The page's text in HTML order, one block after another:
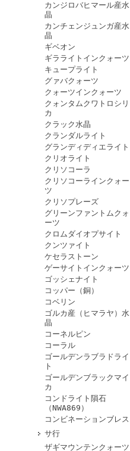
カンジロバヒマール産水
晶
カンチェンジュンガ産水
晶
ギベオン
ギラライトインクォーツ
キュープライト
グァバクォーツ
クォーツインクォーツ
クォンタムクワトロシリ
カ
クラック水晶
クランダルライト
グランディディエライト
クリオライト
クリソコーラ
クリソコーラインクォー
ツ
クリソプレーズ
グリーンファントムクォ
ーツ
クロムダイオプサイト
クンツァイト
ケセラストーン
ゲーサイトインクォーツ
ゴッシェナイト
コッパー（銅）
コベリン
ゴルカ産（ヒマラヤ）水
晶
コーネルピン
コーラル
ゴールデンラブラドライ
ト
ゴールデンブラックマイ
カ
コンドライト隕石
（NWA869）
コンビネーションブレス
サ行
ザギマウンテンクォーツ